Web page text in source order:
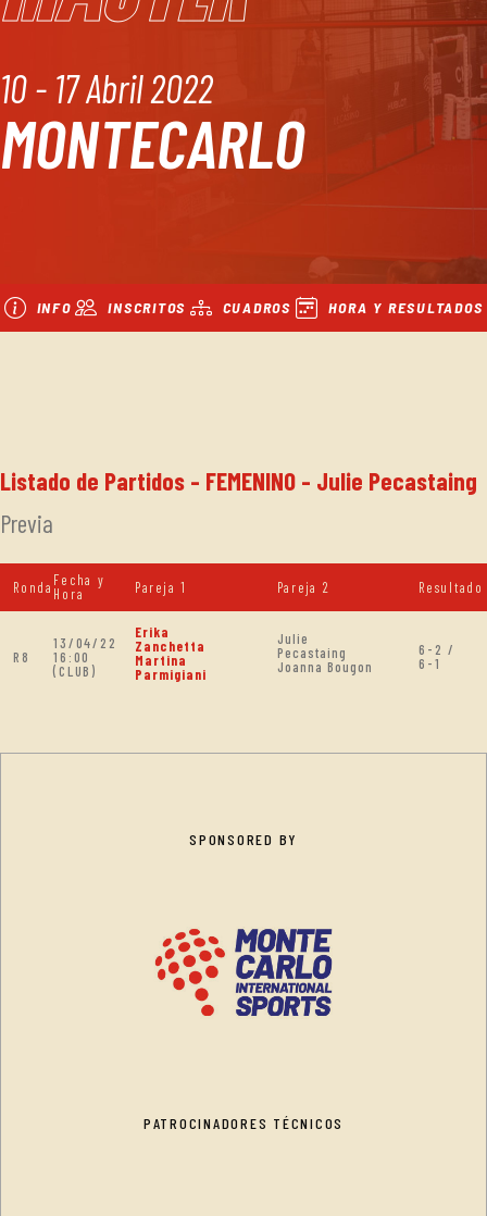
10 - 17 Abril 2022
MONTECARLO
INFO INSCRITOS CUADROS HORA Y RESULTADOS
Listado de Partidos - FEMENINO - Julie Pecastaing
Previa
Ronda Fecha y
Hora
Pareja 1 Pareja 2 Resultado
R8
13/04/22
16:00
(CLUB)
Erika
Zanchetta
Martina
Parmigiani
Julie
Pecastaing
Joanna Bougon
6-2 /
6-1
SPONSORED BY
PATROCINADORES TÉCNICOS